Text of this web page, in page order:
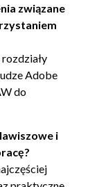
(Szybkie
(Różdżka)
(109)
i
związane
Adobe
do
i